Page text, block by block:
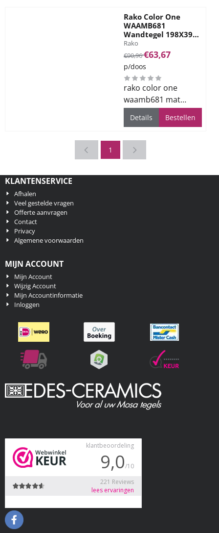
Rako Color One
WAAMB681
Wandtegel 198X398
Dark Brown 7mm
Mat
Merk:
Rako
Van 90,96 voor 63,67
€90,96€63,67
p/doos
rako color one
waamb681 mat
bruin 19.8x39.8cm.
Levertijd ca. 2 weken.
Details Bestellen
1
KLANTENSERVICE
Afhalen
Veel gestelde vragen
Offerte aanvragen
Contact
Privacy
Algemene voorwaarden
MIJN ACCOUNT
Mijn Account
Wijzig Account
Mijn Accountinformatie
Inloggen